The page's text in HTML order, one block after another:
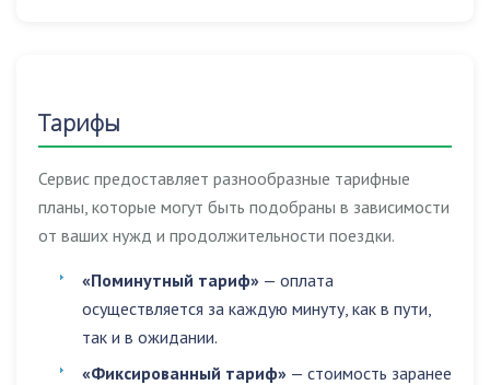
Тарифы
Сервис предоставляет разнообразные тарифные
планы, которые могут быть подобраны в зависимости
от ваших нужд и продолжительности поездки.
«Поминутный тариф» — оплата
осуществляется за каждую минуту, как в пути,
так и в ожидании.
«Фиксированный тариф» — стоимость заранее